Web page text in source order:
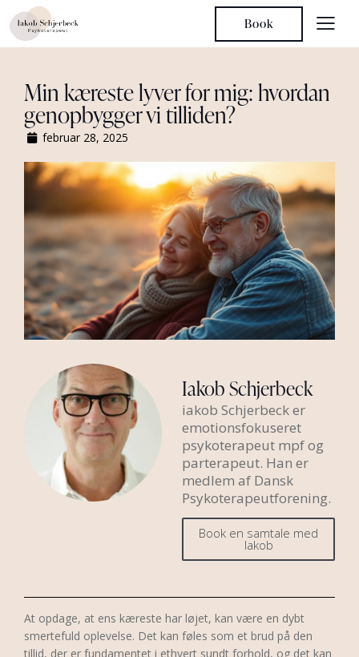
Book
Min kæreste lyver for mig: hvordan
genopbygger vi tilliden?
februar 28, 2025
Iakob Schjerbeck
iakob Schjerbeck er
emotionsfokuseret
psykoterapeut mpf og
parterapeut. Han er
medlem af Dansk
Psykoterapeutforening.
Book en samtale med
Iakob
At opdage, at ens kæreste har løjet, kan være en dybt
smertefuld oplevelse. Det kan føles som et brud på den
tillid, der er fundamentet i ethvert sundt forhold, og det kan